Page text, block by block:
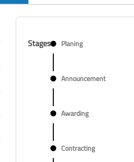
Stages Planing
Announcement
Awarding
Contracting